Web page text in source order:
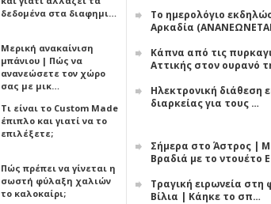
δεδομένα στα διαφημι…
Μερική ανακαίνιση
μπάνιου | Πώς να
ανανεώσετε τον χώρο
σας με μικ…
Τι είναι το Custom Made
έπιπλο και γιατί να το
επιλέξετε;
Πώς πρέπει να γίνεται η
σωστή φύλαξη χαλιών
το καλοκαίρι;
Το ημερολόγιο
Αρκαδία
Κάπνα από τις
Αττικής στον ουρανό
Ηλεκτρονική διάθεση
διαρκείας για τους …
Σήμερα στο Άστρος |
Βραδιά με το ντουέτο
Τραγική ειρωνεία στη
Βίλια | Κάηκε το σπ…